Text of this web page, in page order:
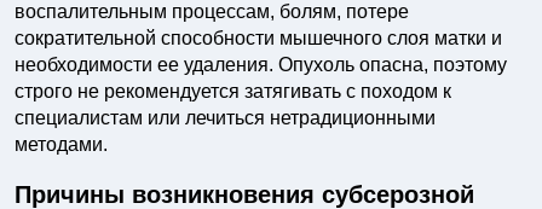
воспалительным процессам, болям, потере
сократительной способности мышечного слоя матки и
необходимости ее удаления. Опухоль опасна, поэтому
строго не рекомендуется затягивать с походом к
специалистам или лечиться нетрадиционными
методами.
Причины возникновения субсерозной